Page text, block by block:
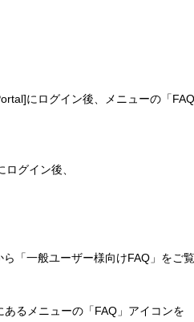
にログイン後、メニューの「
ログイン後、
ら「一般ユーザー様向けFAQ」をご覧
るメニューの「FAQ」アイコンを